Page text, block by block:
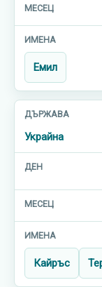
Емил
Украйна
Кайръс